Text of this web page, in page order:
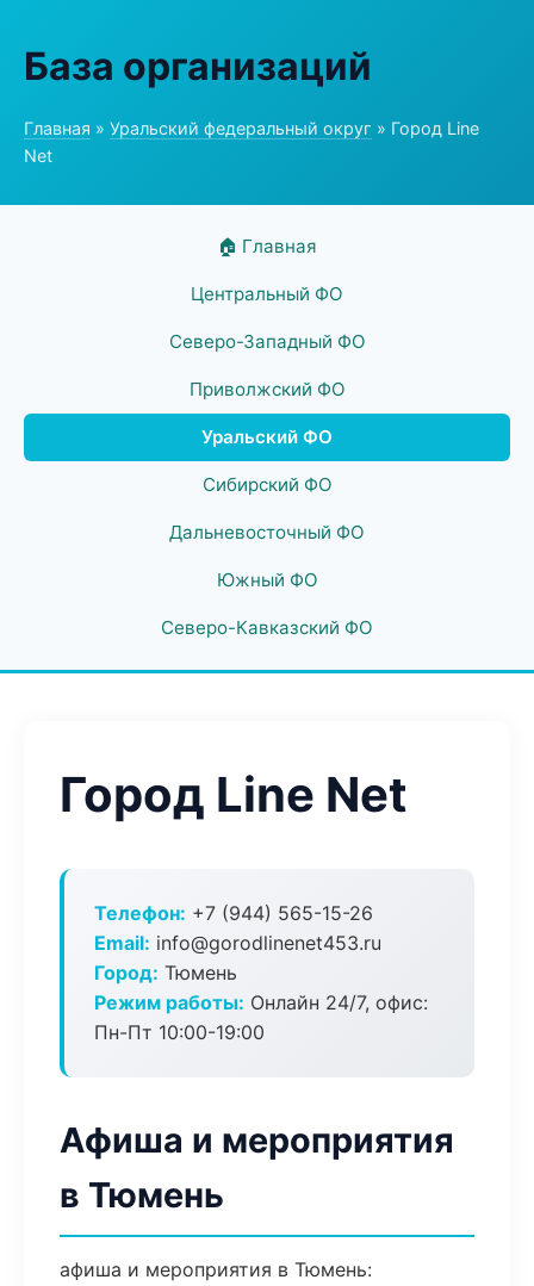
База организаций
Главная » Уральский федеральный округ » Город Line
Net
🏠 Главная
Центральный ФО
Северо-Западный ФО
Приволжский ФО
Уральский ФО
Сибирский ФО
Дальневосточный ФО
Южный ФО
Северо-Кавказский ФО
Город Line Net
Телефон: +7 (944) 565-15-26
Email: info@gorodlinenet453.ru
Город: Тюмень
Режим работы: Онлайн 24/7, офис:
Пн-Пт 10:00-19:00
Афиша и мероприятия
в Тюмень
афиша и мероприятия в Тюмень: